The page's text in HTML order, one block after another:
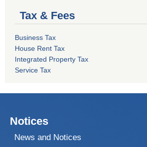
Tax & Fees
Business Tax
House Rent Tax
Integrated Property Tax
Service Tax
Notices
News and Notices